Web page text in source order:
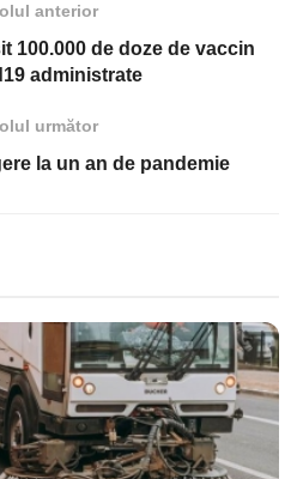
anterior
100.000 de doze de vaccin
administrate
următor
la un an de pandemie